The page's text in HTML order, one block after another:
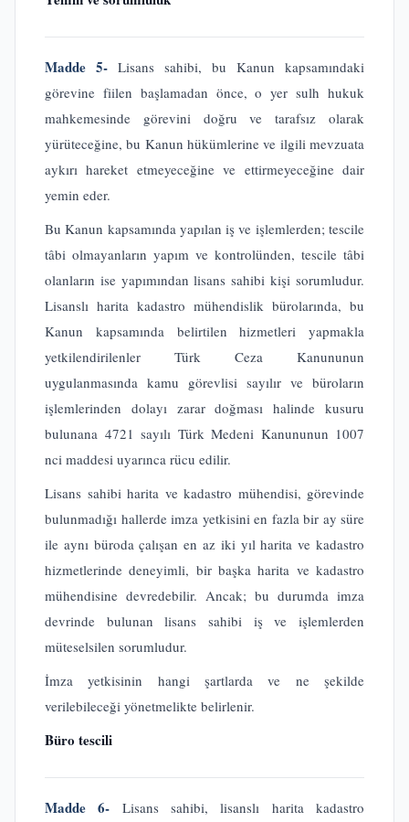
Madde 5- Lisans sahibi, bu Kanun kapsamındaki
görevine fiilen başlamadan önce, o yer sulh hukuk
mahkemesinde görevini doğru ve tarafsız olarak
yürüteceğine, bu Kanun hükümlerine ve ilgili mevzuata
aykırı hareket etmeyeceğine ve ettirmeyeceğine dair
yemin eder.
Bu Kanun kapsamında yapılan iş ve işlemlerden; tescile
tâbi olmayanların yapım ve kontrolünden, tescile tâbi
olanların ise yapımından lisans sahibi kişi sorumludur.
Lisanslı harita kadastro mühendislik bürolarında, bu
Kanun kapsamında belirtilen hizmetleri yapmakla
yetkilendirilenler Türk Ceza Kanununun
uygulanmasında kamu görevlisi sayılır ve büroların
işlemlerinden dolayı zarar doğması halinde kusuru
bulunana 4721 sayılı Türk Medeni Kanununun 1007
nci maddesi uyarınca rücu edilir.
Lisans sahibi harita ve kadastro mühendisi, görevinde
bulunmadığı hallerde imza yetkisini en fazla bir ay süre
ile aynı büroda çalışan en az iki yıl harita ve kadastro
hizmetlerinde deneyimli, bir başka harita ve kadastro
mühendisine devredebilir. Ancak; bu durumda imza
devrinde bulunan lisans sahibi iş ve işlemlerden
müteselsilen sorumludur.
İmza yetkisinin hangi şartlarda ve ne şekilde
verilebileceği yönetmelikte belirlenir.
Büro tescili
Madde 6- Lisans sahibi, lisanslı harita kadastro